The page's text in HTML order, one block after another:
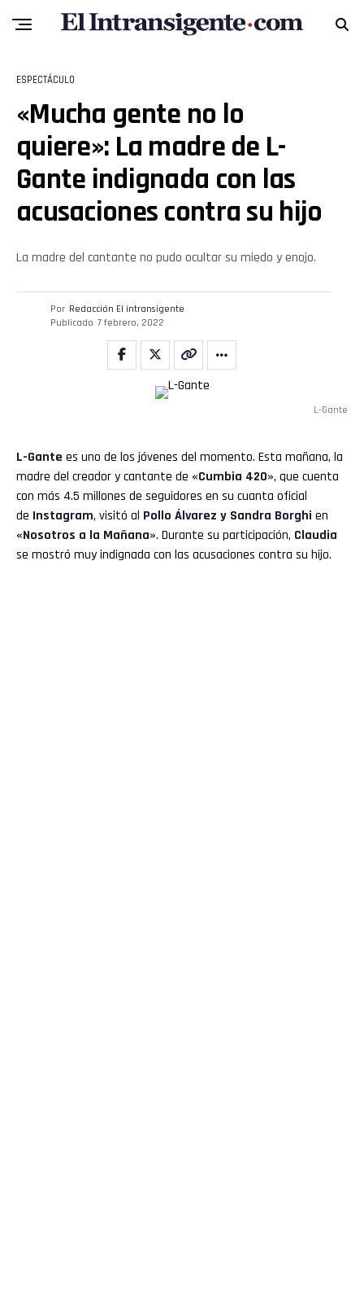
ESPECTÁCULO
«Mucha gente no lo
quiere»: La madre de L-
Gante indignada con las
acusaciones contra su hijo
La madre del cantante no pudo ocultar su miedo y enojo.
Por Redacción El intransigente
Publicado 7 febrero, 2022
L-Gante
L-Gante es uno de los jóvenes del momento. Esta mañana, la
madre del creador y cantante de «Cumbia 420», que cuenta
con más 4.5 millones de seguidores en su cuanta oficial
de Instagram, visitó al Pollo Álvarez y Sandra Borghi en
«Nosotros a la Mañana». Durante su participación, Claudia
se mostró muy indignada con las acusaciones contra su hijo.
Flipboard
Whatsapp
Email